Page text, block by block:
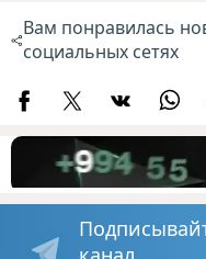
Вам понравилась
социальных сетях